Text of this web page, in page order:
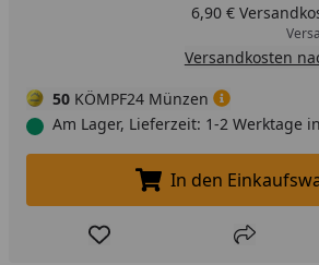
6,90 €
Versandkosten
50 KÖMPF24 Münzen
Am Lager, Lieferzeit: 1-2 Werktage
In den
In den
Produkt zur Wunschliste
Teilen